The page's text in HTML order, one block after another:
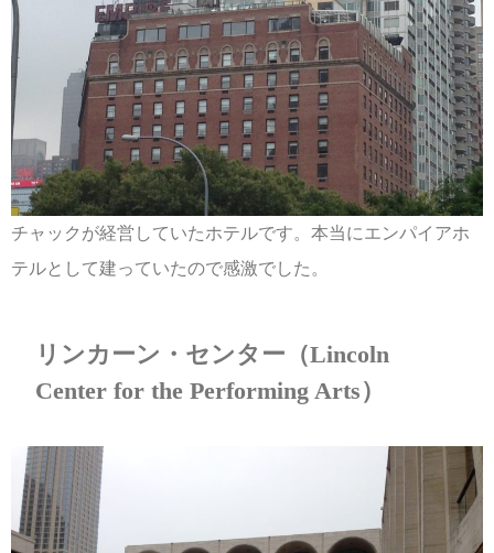
チャックが経営していたホテルです。本当にエンパイアホ
テルとして建っていたので感激でした。
リンカーン・センター（Lincoln
Center for the Performing Arts）